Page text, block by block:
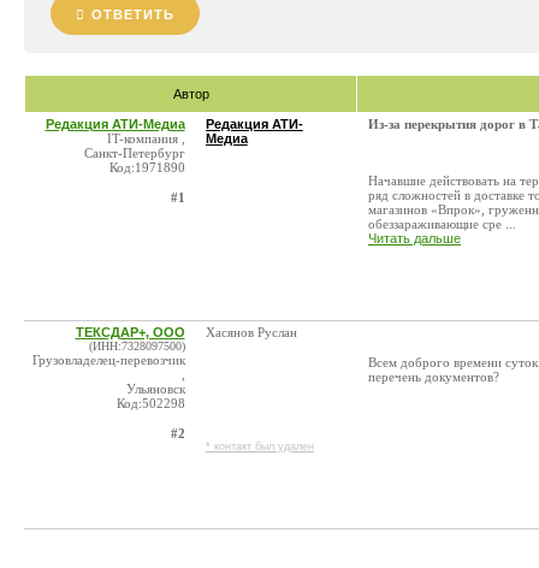
ОТВЕТИТЬ
Автор
Редакция АТИ-Медиа
IT-компания ,
Санкт-Петербург
Код:1971890
#1
Редакция АТИ-
Медиа
Из-за перекрытия дорог в
Начавшие действовать на
ряд сложностей в доставке
магазинов «Впрок»,
обеззараживающие сре ...
Читать дальше
ТЕКСДАР+, ООО
(ИНН:7328097500)
Грузовладелец-перевозчик
Ульяновск
Код:502298
#2
Хасянов Руслан
* контакт был удален
Всем доброго времени
перечень документов?